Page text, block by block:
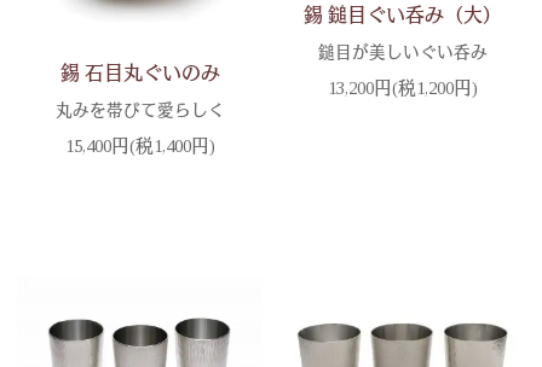
錫 石目丸ぐいのみ
丸みを帯びて愛らしく
15,400円(税1,400円)
錫 鎚目ぐい呑み（大）
鎚目が美しいぐい呑み
13,200円(税1,200円)